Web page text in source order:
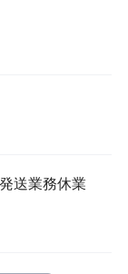
送業務休業